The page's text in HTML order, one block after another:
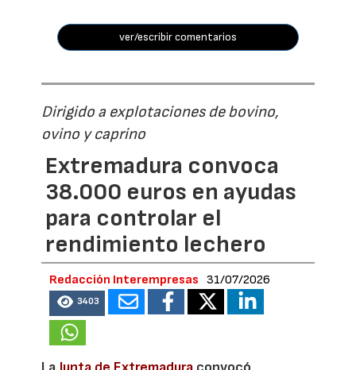
ver/escribir comentarios
Dirigido a explotaciones de bovino,
ovino y caprino
Extremadura convoca
38.000 euros en ayudas
para controlar el
rendimiento lechero
Redacción Interempresas 31/07/2026
3403